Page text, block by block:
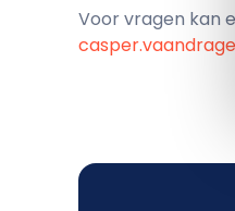
Voor vragen kan